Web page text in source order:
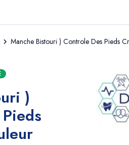
Manche Bistouri ) Controle Des Pieds
)